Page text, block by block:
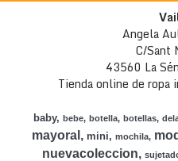
Angela
C/Sant
43560 La
Tienda online de ropa
baby bebe botella botellas
mayoral mini mochila
nuevacoleccion